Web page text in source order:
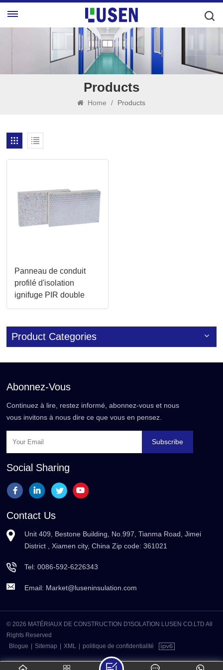
Products
Home / Products
Panneau de conduit
profilé d'isolation
ignifuge PIR double
face en aluminium
Product Categories
Abonnez-Vous
Continuez à lire, restez informé, abonnez-vous et nous
vous invitons à nous dire ce que vous en pensez.
Subscribe
Social Sharing
Contact Us
Unit 409, Bestone Building, No.997, Tianma Road, Jimei
District , Xiamen city, China Zip code: 361021
Tel:0086-592-6226343
Email: Market@luseninsulation.com
© 2026 MATÉRIAUX DE CONSTRUCTION D'ISOLATION LUSEN CO.LTD All
Rights Reserved
Blogue
Sitemap XML politique de confidentialité